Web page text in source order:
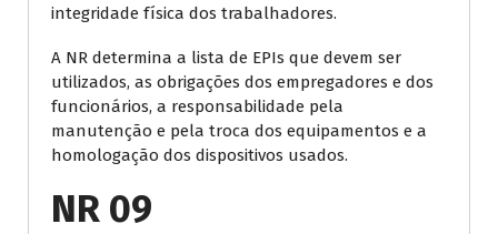
integridade física dos trabalhadores.
A NR determina a lista de EPIs que devem ser
utilizados, as obrigações dos empregadores e dos
funcionários, a responsabilidade pela
manutenção e pela troca dos equipamentos e a
homologação dos dispositivos usados.
NR 09